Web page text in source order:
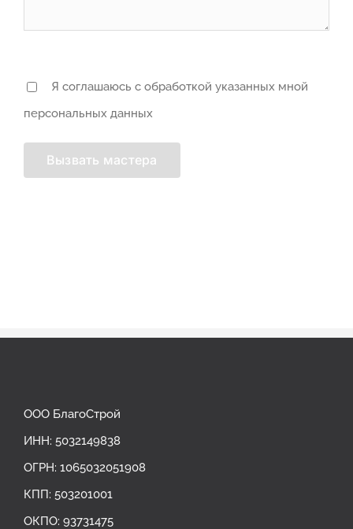
Я соглашаюсь с обработкой указанных мной
персональных данных
ООО БлагоСтрой
ИНН: 5032149838
ОГРН: ‎1065032051908
КПП: 503201001
ОКПО: 93731475